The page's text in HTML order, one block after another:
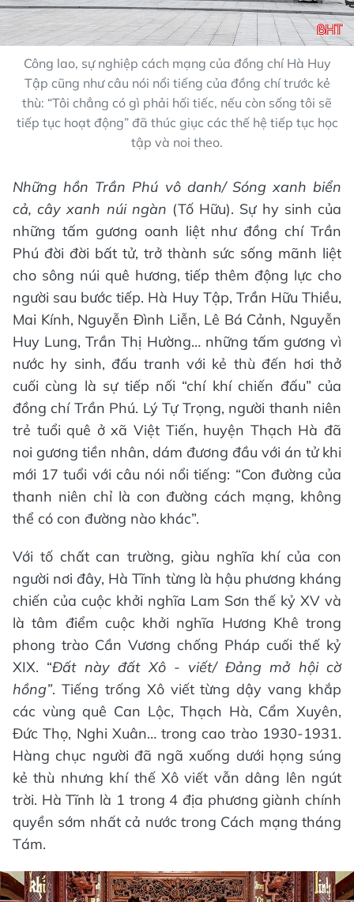
Công lao, sự nghiệp cách mạng của đồng chí Hà Huy
Tập cũng như câu nói nổi tiếng của đồng chí trước kẻ
thù: “Tôi chẳng có gì phải hối tiếc, nếu còn sống tôi sẽ
tiếp tục hoạt động” đã thúc giục các thế hệ tiếp tục học
tập và noi theo.
Những hồn Trần Phú vô danh/ Sóng xanh biển
cả, cây xanh núi ngàn (Tố Hữu). Sự hy sinh của
những tấm gương oanh liệt như đồng chí Trần
Phú đời đời bất tử, trở thành sức sống mãnh liệt
cho sông núi quê hương, tiếp thêm động lực cho
người sau bước tiếp. Hà Huy Tập, Trần Hữu Thiều,
Mai Kính, Nguyễn Đình Liễn, Lê Bá Cảnh, Nguyễn
Huy Lung, Trần Thị Hường… những tấm gương vì
nước hy sinh, đấu tranh với kẻ thù đến hơi thở
cuối cùng là sự tiếp nối “chí khí chiến đấu” của
đồng chí Trần Phú. Lý Tự Trọng, người thanh niên
trẻ tuổi quê ở xã Việt Tiến, huyện Thạch Hà đã
noi gương tiền nhân, dám đương đầu với án tử khi
mới 17 tuổi với câu nói nổi tiếng: “Con đường của
thanh niên chỉ là con đường cách mạng, không
thể có con đường nào khác”.
Với tố chất can trường, giàu nghĩa khí của con
người nơi đây, Hà Tĩnh từng là hậu phương kháng
chiến của cuộc khởi nghĩa Lam Sơn thế kỷ XV và
là tâm điểm cuộc khởi nghĩa Hương Khê trong
phong trào Cần Vương chống Pháp cuối thế kỷ
XIX. “Đất này đất Xô - viết/ Đảng mở hội cờ
hồng”. Tiếng trống Xô viết từng dậy vang khắp
các vùng quê Can Lộc, Thạch Hà, Cẩm Xuyên,
Đức Thọ, Nghi Xuân… trong cao trào 1930-1931.
Hàng chục người đã ngã xuống dưới họng súng
kẻ thù nhưng khí thế Xô viết vẫn dâng lên ngút
trời. Hà Tĩnh là 1 trong 4 địa phương giành chính
quyền sớm nhất cả nước trong Cách mạng tháng
Tám.